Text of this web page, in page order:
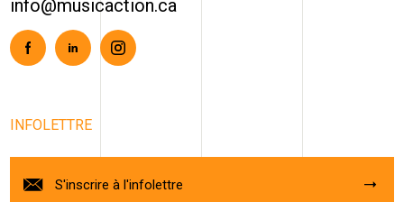
info@musicaction.ca
FacebookLinkedinInstagram
INFOLETTRE
S'inscrire à l'infolettre